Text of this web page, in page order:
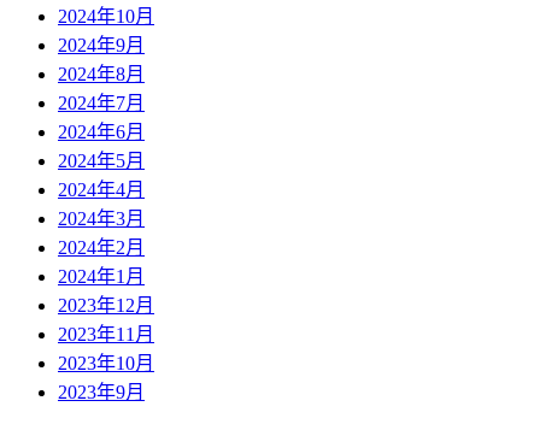
2024年10月
2024年9月
2024年8月
2024年7月
2024年6月
2024年5月
2024年4月
2024年3月
2024年2月
2024年1月
2023年12月
2023年11月
2023年10月
2023年9月